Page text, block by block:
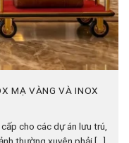
MẠ VÀNG VÀ INOX
cho các dự án lưu trú,